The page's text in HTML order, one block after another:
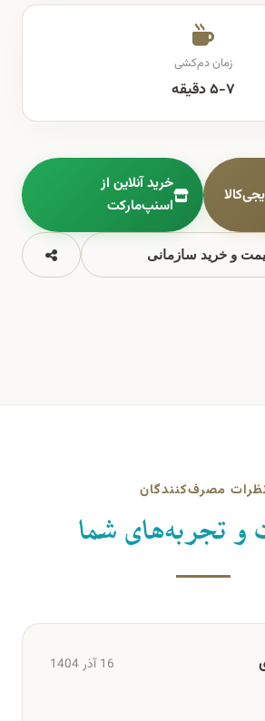
زمان دم‌کشی
۵-۷ دقیقه
خرید آنلاین از
اسنپ‌مارکت
و خرید سازمانی
مصرف‌کنندگان
و تجربه‌های شما
16 آذر 1404